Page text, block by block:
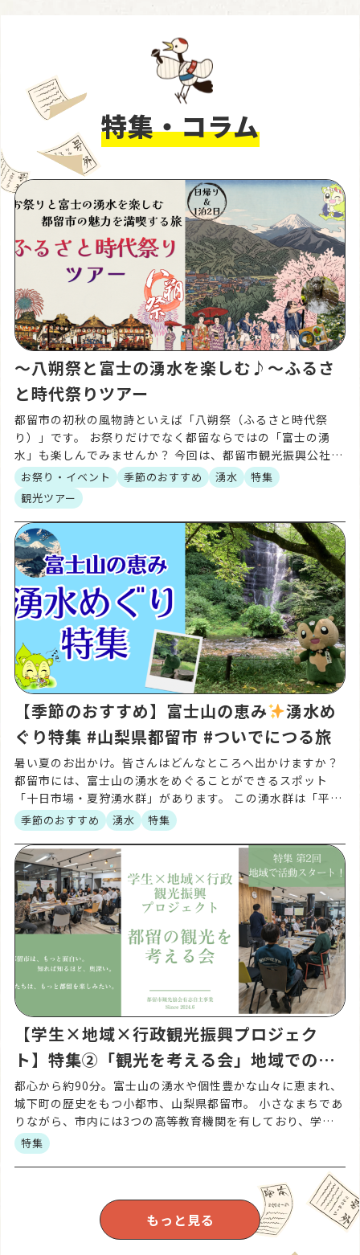
特集・コラム
〜八朔祭と富士の湧水を楽しむ♪〜ふるさ
と時代祭りツアー
都留市の初秋の風物詩といえば「八朔祭（ふるさと時代祭
り）」です。 お祭りだけでなく都留ならではの「富士の湧
水」も楽しんでみませんか？ 今回は、都留市観光振興公社企
画のふるさと時代祭りツアーをご紹介します。 ご予約は都留
市 […]
お祭り・イベント 季節のおすすめ 湧水
特集
観光ツアー
【季節のおすすめ】富士山の恵み
湧水め
ぐり特集 #山梨県都留市 #ついでにつる旅
暑い夏のお出かけ。皆さんはどんなところへ出かけますか？
都留市には、富士山の湧水をめぐることができるスポット
「十日市場・夏狩湧水群」があります。 この湧水群は「平成
の名水百選」にも選ばれており、富士山の伏流水が長い年月
を […]
季節のおすすめ 湧水 特集
【学生×地域×行政観光振興プロジェク
ト】特集②「観光を考える会」地域での活
動がスタート
都心から約90分。富士山の湧水や個性豊かな山々に恵まれ、
城下町の歴史をもつ小都市、山梨県都留市。 小さなまちであ
りながら、市内には3つの高等教育機関を有しており、学園
都市でもあります。 そんな都留市で生まれた、「都留市を
[…]
特集
もっと見る